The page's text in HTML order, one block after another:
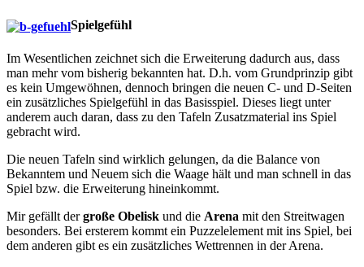
Spielgefühl
Im Wesentlichen zeichnet sich die Erweiterung dadurch aus, dass
man mehr vom bisherig bekannten hat. D.h. vom Grundprinzip gibt
es kein Umgewöhnen, dennoch bringen die neuen C- und D-Seiten
ein zusätzliches Spielgefühl in das Basisspiel. Dieses liegt unter
anderem auch daran, dass zu den Tafeln Zusatzmaterial ins Spiel
gebracht wird.
Die neuen Tafeln sind wirklich gelungen, da die Balance von
Bekanntem und Neuem sich die Waage hält und man schnell in das
Spiel bzw. die Erweiterung hineinkommt.
Mir gefällt dergroße Obelisk und die Arena mit den Streitwagen
besonders. Bei ersterem kommt ein Puzzelelement mit ins Spiel, bei
dem anderen gibt es ein zusätzliches Wettrennen in der Arena.